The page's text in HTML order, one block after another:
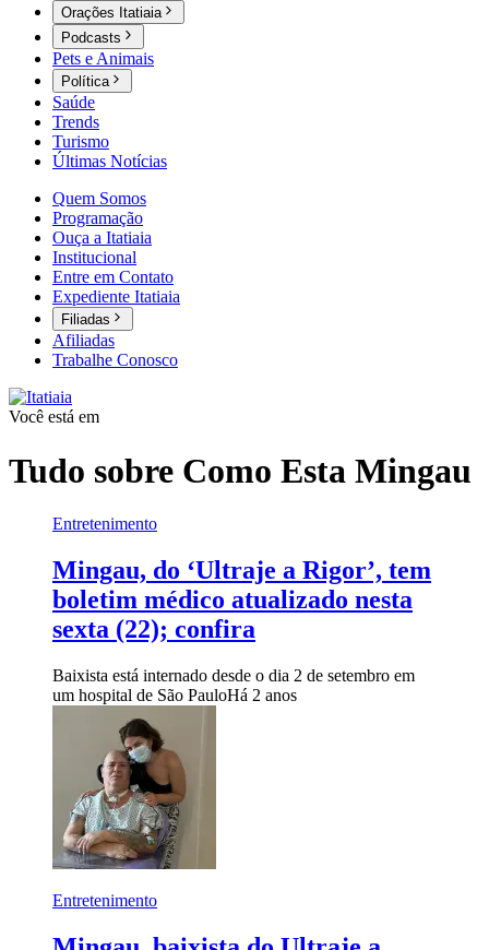
Orações Itatiaia
Podcasts
Pets e Animais
Política
Saúde
Trends
Turismo
Últimas Notícias
Quem Somos
Programação
Ouça a Itatiaia
Institucional
Entre em Contato
Expediente Itatiaia
Filiadas
Afiliadas
Trabalhe Conosco
Você está em
Tudo sobre Como Esta Mingau
Entretenimento
Mingau, do ‘Ultraje a Rigor’, tem
boletim médico atualizado nesta
sexta (22); confira
Baixista está internado desde o dia 2 de setembro em
um hospital de São PauloHá 2 anos
Entretenimento